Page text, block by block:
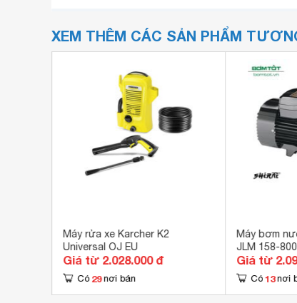
XEM THÊM CÁC SẢN PHẨM
Máy rửa xe Karcher K2
Universal OJ EU
Giá từ 2.028.000 đ
Có 29 nơi bán
Máy bơm
JLM 158-
Giá từ
Có 13 nơi